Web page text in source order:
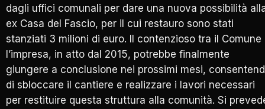
dagli uffici comunali per dare una nuova possibilità
ex Casa del Fascio, per il cui restauro sono stati
stanziati 3 milioni di euro. Il contenzioso tra il Comune
l’impresa, in atto dal 2015, potrebbe finalmente
giungere a conclusione nei prossimi mesi,
di sbloccare il cantiere e realizzare i lavori necessari
per restituire questa struttura alla comunità. Si